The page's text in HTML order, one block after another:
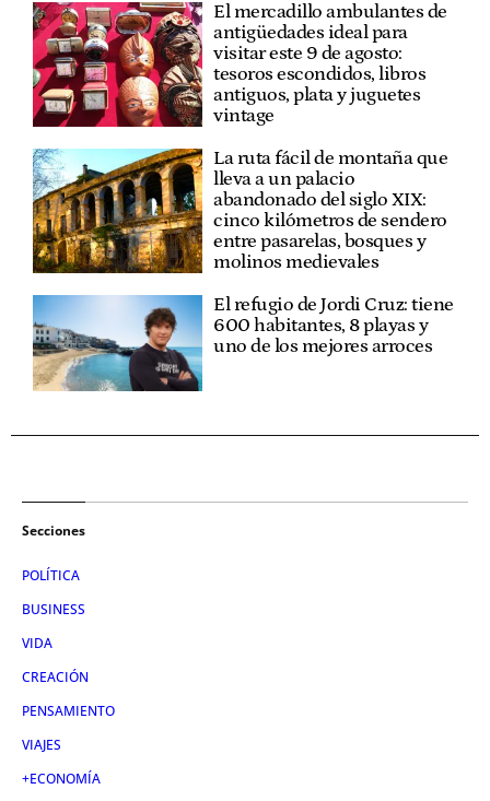
El mercadillo ambulantes de
antigüedades ideal para
visitar este 9 de agosto:
tesoros escondidos, libros
antiguos, plata y juguetes
vintage
La ruta fácil de montaña que
lleva a un palacio
abandonado del siglo XIX:
cinco kilómetros de sendero
entre pasarelas, bosques y
molinos medievales
El refugio de Jordi Cruz: tiene
600 habitantes, 8 playas y
uno de los mejores arroces
Secciones
POLÍTICA
BUSINESS
VIDA
CREACIÓN
PENSAMIENTO
VIAJES
+ECONOMÍA